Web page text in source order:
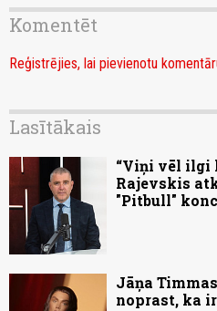
Komentēt
Reģistrējies, lai pievienotu
Lasītākais
“Viņi vēl ilgi
Rajevskis
"Pitbull"
Jāņa
noprast, ka